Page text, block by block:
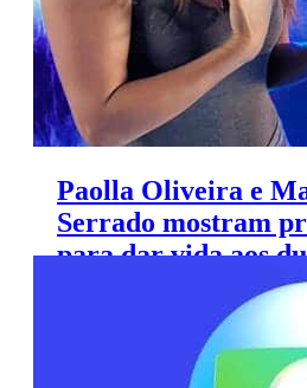
Paolla Oliveira e
Serrado mostram
para dar vida aos
‘Esporte